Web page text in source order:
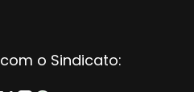
o Sindicato: